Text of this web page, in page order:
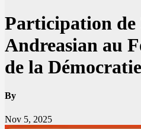
Participation de
Andreasian au
de la
By
Nov 5, 2025